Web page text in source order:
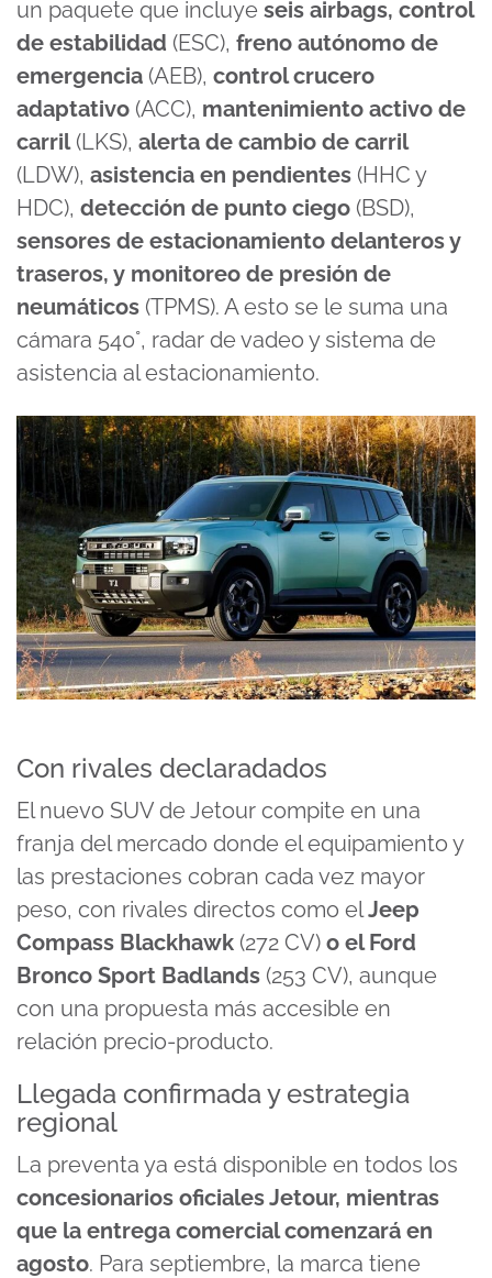
un paquete que incluye seis airbags, control
de estabilidad (ESC), freno autónomo de
emergencia (AEB), control crucero
adaptativo (ACC), mantenimiento activo de
carril(LKS), alerta de cambio de carril
(LDW), asistencia en pendientes (HHC y
HDC), detección de punto ciego (BSD),
sensores de estacionamiento delanteros y
traseros, y monitoreo de presión de
neumáticos (TPMS). A esto se le suma una
cámara 540°, radar de vadeo y sistema de
asistencia al estacionamiento.
Con rivales declaradados
El nuevo SUV de Jetour compite en una
franja del mercado donde el equipamiento y
las prestaciones cobran cada vez mayor
peso, con rivales directos como elJeep
Compass Blackhawk (272 CV) o el Ford
Bronco Sport Badlands (253 CV), aunque
con una propuesta más accesible en
relación precio-producto.
Llegada confirmada y estrategia
regional
La preventa ya está disponible en todos los
concesionarios oficiales Jetour, mientras
que la entrega comercial comenzará en
agosto. Para septiembre, la marca tiene